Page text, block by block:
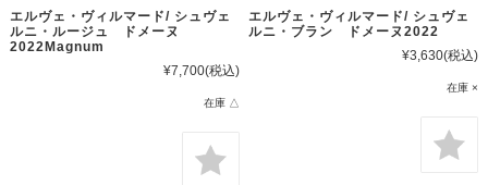
エルヴェ・ヴィルマード/ シュヴェ
ルニ・ルージュ ドメーヌ
2022Magnum
¥7,700(税込)
在庫 △
エルヴェ・ヴィルマード/ シュヴェ
ルニ・ブラン ドメーヌ2022
¥3,630(税込)
在庫 ×